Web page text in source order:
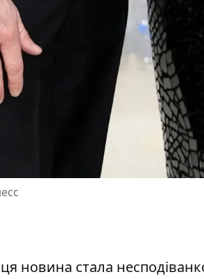
новина стала